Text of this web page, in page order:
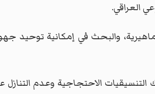
العراقي.
والبحث في إمكانية توحيد
الاحتجاجية وعدم التنازل